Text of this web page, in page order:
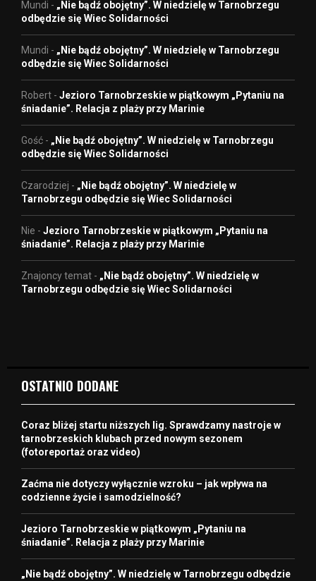
Mundi - „Nie bądź obojętny”. W niedzielę w Tarnobrzegu
odbędzie się Wiec Solidarności
Mundi - „Nie bądź obojętny”. W niedzielę w Tarnobrzegu
odbędzie się Wiec Solidarności
Robert - Jezioro Tarnobrzeskie w piątkowym „Pytaniu na
śniadanie”. Relacja z plaży przy Marinie
Gość - „Nie bądź obojętny”. W niedzielę w Tarnobrzegu
odbędzie się Wiec Solidarności
Czarodziej - „Nie bądź obojętny”. W niedzielę w
Tarnobrzegu odbędzie się Wiec Solidarności
Nie - Jezioro Tarnobrzeskie w piątkowym „Pytaniu na
śniadanie”. Relacja z plaży przy Marinie
Znajoncy temat - „Nie bądź obojętny”. W niedzielę w
Tarnobrzegu odbędzie się Wiec Solidarności
OSTATNIO DODANE
Coraz bliżej startu niższych lig. Sprawdzamy nastroje w
tarnobrzeskich klubach przed nowym sezonem
(fotoreportaż oraz video)
Zaćma nie dotyczy wyłącznie wzroku – jak wpływa na
codzienne życie i samodzielność?
Jezioro Tarnobrzeskie w piątkowym „Pytaniu na
śniadanie”. Relacja z plaży przy Marinie
„Nie bądź obojętny”. W niedzielę w Tarnobrzegu odbędzie